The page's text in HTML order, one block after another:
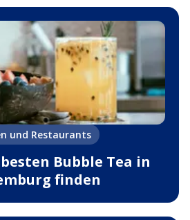
und Restaurants
Bubble Tea in
finden